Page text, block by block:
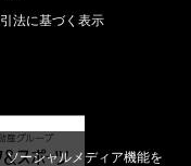
法に基づく表示
ソーシャルメディア機能を